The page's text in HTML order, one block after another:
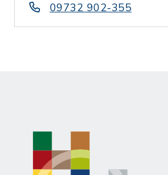
09732 902-355